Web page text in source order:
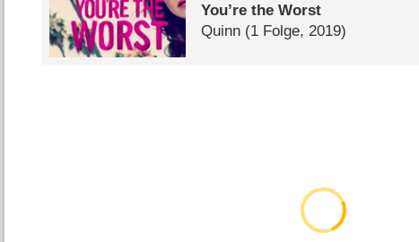
You’re the Worst
Quinn (1 Folge, 2019)